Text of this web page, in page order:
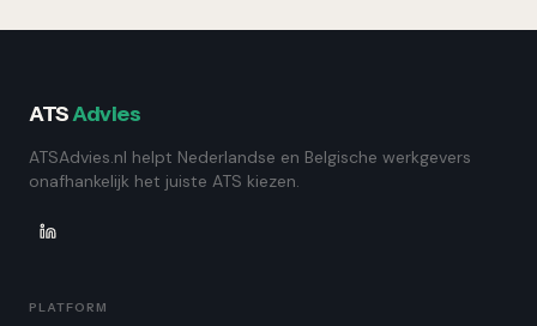
ATSAdvies
ATSAdvies.nl helpt Nederlandse en Belgische werkgevers
onafhankelijk het juiste ATS kiezen.
PLATFORM